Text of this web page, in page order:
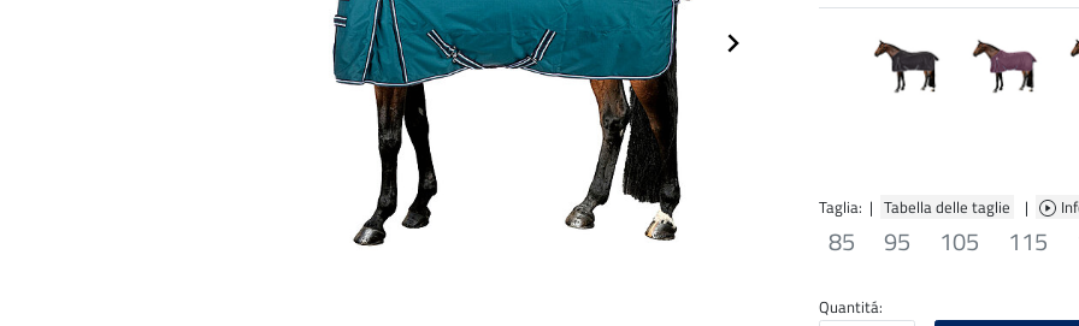
Taglia: | Tabella delle taglie |
85 95 105 115
Quantitá: